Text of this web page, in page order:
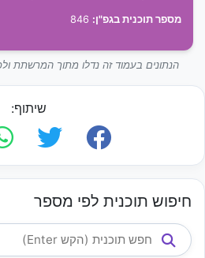
מספר תוכנית בגפ"ן:
הנתונים בעמוד זה נדלו מתוך המרשתת
שיתוף:
חיפוש תוכנית לפי מספר